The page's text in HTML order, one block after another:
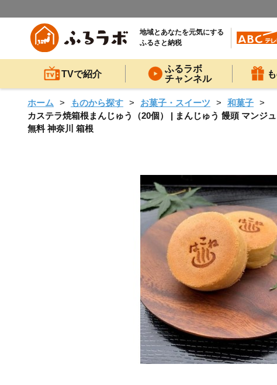
地域とあなたを元気にする
ふるさと納税
TVで紹介
ふるラボ
チャンネル
ホーム ものから探す お菓子・スイーツ
和菓子
カステラ焼箱根まんじゅう（20個） | まんじゅう 饅頭 マンジ
無料 神奈川 箱根